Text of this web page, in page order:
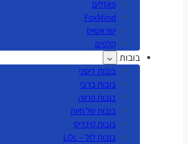
פאזלים
FoxMind
ישראטויס
קלפים
בובות
בובות דיסני
בובות ברבי
בובות פרווה
בובות של חיות
בובות קינדיס
בובות לול – LOL